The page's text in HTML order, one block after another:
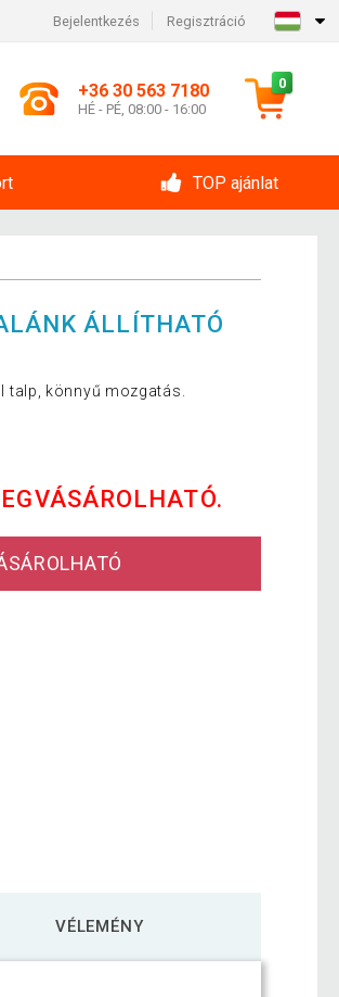
Bejelentkezés Regisztráció
+36 30 563 7180
HÉ - PÉ, 08:00 - 16:00
0
TOP ajánlat
ÁLLÍTHATÓ
könnyű mozgatás.
VÉLEMÉNY